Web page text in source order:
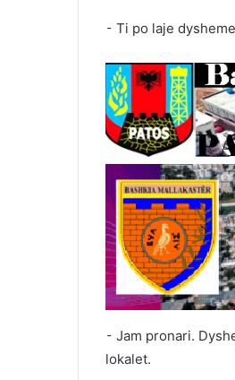
⁃ Ti po laje
⁃ Jam pronari.
lokalet.